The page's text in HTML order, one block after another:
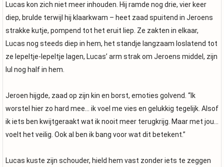
Lucas kon zich niet meer inhouden. Hij ramde nog drie, vier keer
diep, brulde terwijl hij klaarkwam – heet zaad spuitend in Jeroens
strakke kutje, pompend tot het eruit liep. Ze zakten in elkaar,
Lucas nog steeds diep in hem, het standje langzaam loslatend tot
ze lepeltje-lepeltje lagen, Lucas’ arm strak om Jeroens middel, zijn
lul nog half in hem.
Jeroen hijgde, zaad op zijn kin en borst, emoties golvend. “Ik
worstel hier zo hard mee… ik voel me vies en gelukkig tegelijk. Alsof
ik iets ben kwijtgeraakt wat ik nooit meer terugkrijg. Maar met jou…
voelt het veilig. Ook al ben ik bang voor wat dit betekent.”
Lucas kuste zijn schouder, hield hem vast zonder iets te zeggen